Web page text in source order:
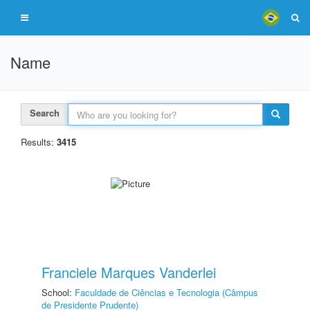
Name
Search
Results: 3415
Franciele Marques Vanderlei
School: Faculdade de Ciências e Tecnologia (Câmpus
de Presidente Prudente)